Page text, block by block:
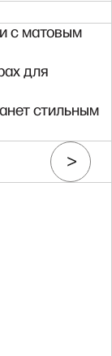
с матовым
для
стильным